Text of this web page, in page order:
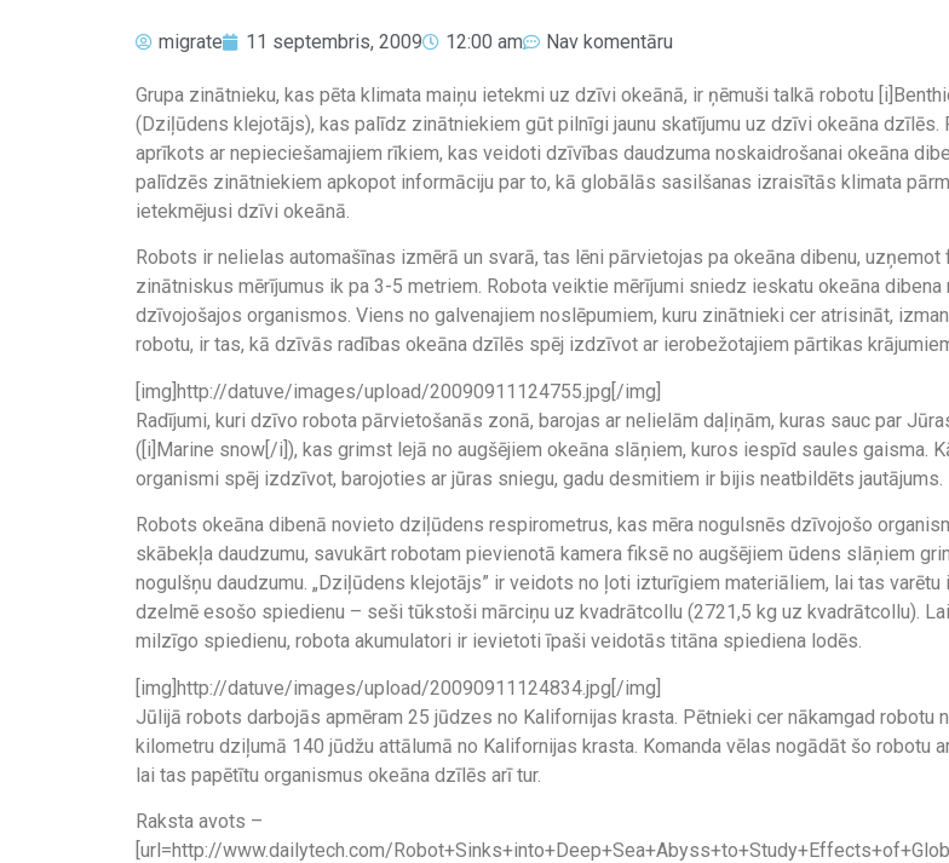
migrate 11 septembris, 2009 12:00 am Nav komentāru
Grupa zinātnieku, kas pēta klimata maiņu ietekmi uz dzīvi okeānā, ir ņēmuši talkā robotu
(Dziļūdens klejotājs), kas palīdz zinātniekiem gūt pilnīgi jaunu skatījumu uz dzīvi okeāna dzīlēs.
aprīkots ar nepieciešamajiem rīkiem, kas veidoti dzīvības daudzuma noskaidrošanai okeāna
palīdzēs zinātniekiem apkopot informāciju par to, kā globālās sasilšanas izraisītās klimata
ietekmējusi dzīvi okeānā.
Robots ir nelielas automašīnas izmērā un svarā, tas lēni pārvietojas pa okeāna dibenu, uzņemot
zinātniskus mērījumus ik pa 3-5 metriem. Robota veiktie mērījumi sniedz ieskatu okeāna dibena
dzīvojošajos organismos. Viens no galvenajiem noslēpumiem, kuru zinātnieki cer atrisināt,
robotu, ir tas, kā dzīvās radības okeāna dzīlēs spēj izdzīvot ar ierobežotajiem pārtikas
[img]http://datuve/images/upload/20090911124755.jpg[/img]
Radījumi, kuri dzīvo robota pārvietošanās zonā, barojas ar nelielām daļiņām, kuras sauc par
([i]Marine snow[/i]), kas grimst lejā no augšējiem okeāna slāņiem, kuros iespīd saules gaisma.
organismi spēj izdzīvot, barojoties ar jūras sniegu, gadu desmitiem ir bijis neatbildēts jautājums.
Robots okeāna dibenā novieto dziļūdens respirometrus, kas mēra nogulsnēs dzīvojošo
skābekļa daudzumu, savukārt robotam pievienotā kamera fiksē no augšējiem ūdens slāņiem
nogulšņu daudzumu. „Dziļūdens klejotājs” ir veidots no ļoti izturīgiem materiāliem, lai tas varētu
dzelmē esošo spiedienu – seši tūkstoši mārciņu uz kvadrātcollu (2721,5 kg uz kvadrātcollu).
milzīgo spiedienu, robota akumulatori ir ievietoti īpaši veidotās titāna spiediena lodēs.
[img]http://datuve/images/upload/20090911124834.jpg[/img]
Jūlijā robots darbojās apmēram 25 jūdzes no Kalifornijas krasta. Pētnieki cer nākamgad robotu
kilometru dziļumā 140 jūdžu attālumā no Kalifornijas krasta. Komanda vēlas nogādāt šo robotu
lai tas papētītu organismus okeāna dzīlēs arī tur.
Raksta avots –
[url=http://www.dailytech.com/